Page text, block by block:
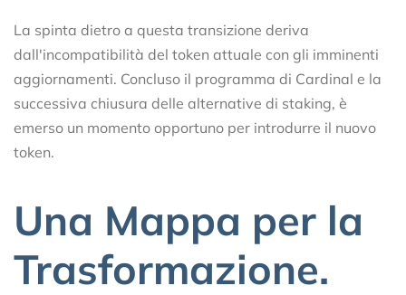
La spinta dietro a questa transizione deriva
dall'incompatibilità del token attuale con gli imminenti
aggiornamenti. Concluso il programma di Cardinal e la
successiva chiusura delle alternative di staking, è
emerso un momento opportuno per introdurre il nuovo
token.
Una Mappa per la
Trasformazione.